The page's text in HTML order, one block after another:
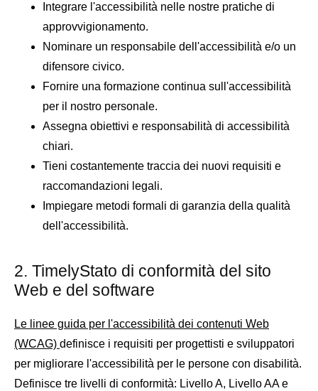
Integrare l'accessibilità nelle nostre pratiche di
approvvigionamento.
Nominare un responsabile dell'accessibilità e/o un
difensore civico.
Fornire una formazione continua sull'accessibilità
per il nostro personale.
Assegna obiettivi e responsabilità di accessibilità
chiari.
Tieni costantemente traccia dei nuovi requisiti e
raccomandazioni legali.
Impiegare metodi formali di garanzia della qualità
dell'accessibilità.
2. TimelyStato di conformità del sito
Web e del software
Le linee guida per l'accessibilità dei contenuti Web
(WCAG) definisce i requisiti per progettisti e sviluppatori
per migliorare l'accessibilità per le persone con disabilità.
Definisce tre livelli di conformità: Livello A, Livello AA e